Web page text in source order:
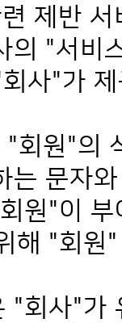
제반 서
"서비
사"가
원"의
는 문자
원"이 부
해 "회원
회사"가